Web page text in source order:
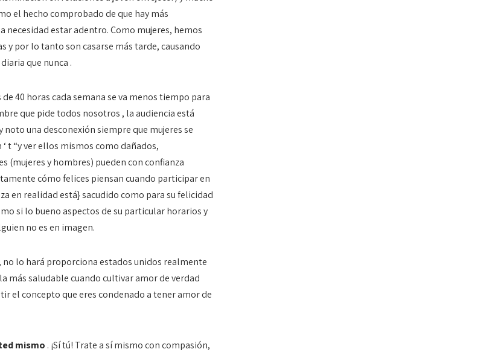
el hecho comprobado de que hay más
estar adentro. Como mujeres, hemos
y por lo tanto son casarse más tarde, causando
​​que nunca .
40 horas cada semana se va menos tiempo para
que pide todos nosotros , la audiencia está
una desconexión siempre que mujeres se
t “y ver ellos mismos como dañados,
(mujeres y hombres) pueden con confianza
cómo felices piensan cuando participar en
en realidad está} sacudido como para su felicidad
si lo bueno aspectos de su particular horarios y
no es en imagen.
lo hará proporciona estados unidos realmente
más saludable cuando cultivar amor de verdad
el concepto que eres condenado a tener amor de
mismo . ¡Sí tú! Trate a sí mismo con compasión,